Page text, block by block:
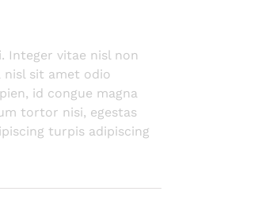
Integer vitae nisl non
nisl sit amet odio
id congue magna
tortor nisi, egestas
turpis adipiscing